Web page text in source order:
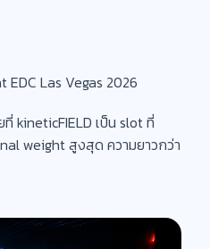
Las Vegas 2026
kineticFIELD เป็น slot ที่
weight สูงสุด ความยาวกว่า